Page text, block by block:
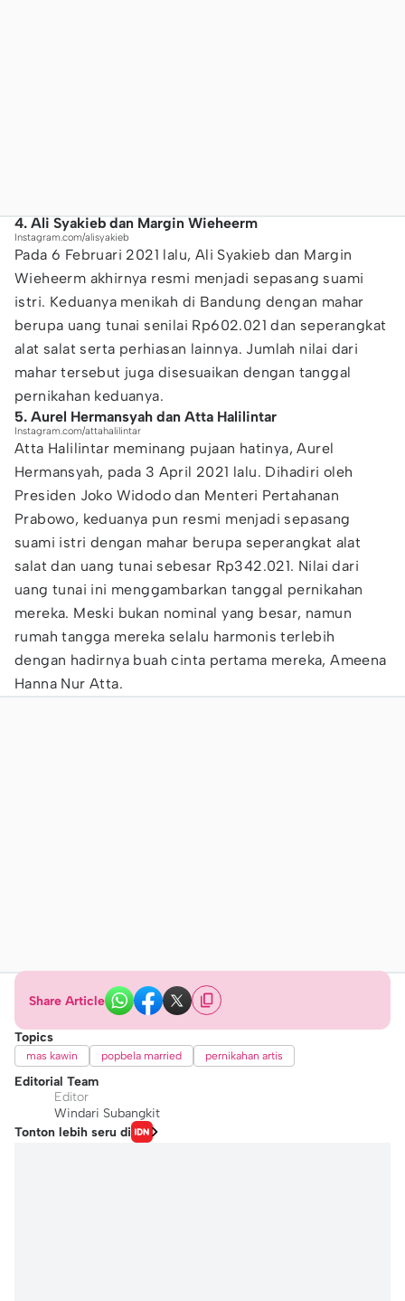
4. Ali Syakieb dan Margin Wieheerm
Instagram.com/alisyakieb
Pada 6 Februari 2021 lalu, Ali Syakieb dan Margin
Wieheerm akhirnya resmi menjadi sepasang suami
istri. Keduanya menikah di Bandung dengan mahar
berupa uang tunai senilai Rp602.021 dan seperangkat
alat salat serta perhiasan lainnya. Jumlah nilai dari
mahar tersebut juga disesuaikan dengan tanggal
pernikahan keduanya.
5. Aurel Hermansyah dan Atta Halilintar
Instagram.com/attahalilintar
Atta Halilintar meminang pujaan hatinya, Aurel
Hermansyah, pada 3 April 2021 lalu. Dihadiri oleh
Presiden Joko Widodo dan Menteri Pertahanan
Prabowo, keduanya pun resmi menjadi sepasang
suami istri dengan mahar berupa seperangkat alat
salat dan uang tunai sebesar Rp342.021. Nilai dari
uang tunai ini menggambarkan tanggal pernikahan
mereka. Meski bukan nominal yang besar, namun
rumah tangga mereka selalu harmonis terlebih
dengan hadirnya buah cinta pertama mereka, Ameena
Hanna Nur Atta.
Share Article
Topics
mas kawin popbela married pernikahan artis
Editorial Team
Editor
Windari Subangkit
Tonton lebih seru di